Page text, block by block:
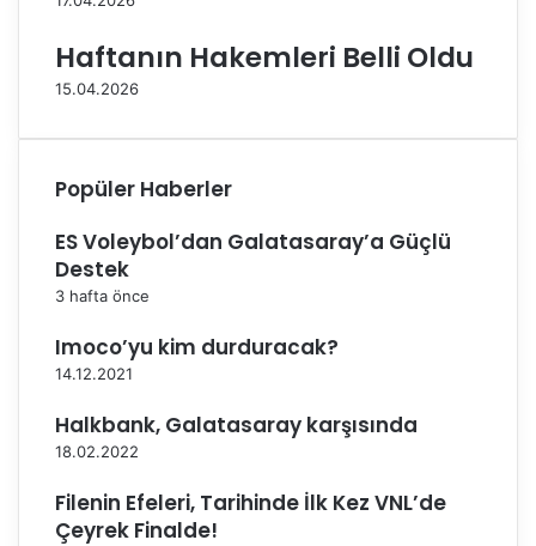
ı
n
g
y
i
l
Haftanın Hakemleri Belli Oldu
15.04.2026
Popüler Haberler
ES Voleybol’dan Galatasaray’a Güçlü
Destek
3 hafta önce
Imoco’yu kim durduracak?
14.12.2021
Halkbank, Galatasaray karşısında
18.02.2022
Filenin Efeleri, Tarihinde İlk Kez VNL’de
Çeyrek Finalde!